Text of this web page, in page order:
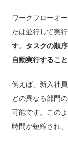
ワークフローオ
たは並行して実
す。 タスクの順
自動実行するこ
例えば、新入社
どの異なる部門
可能です。この
時間が短縮され